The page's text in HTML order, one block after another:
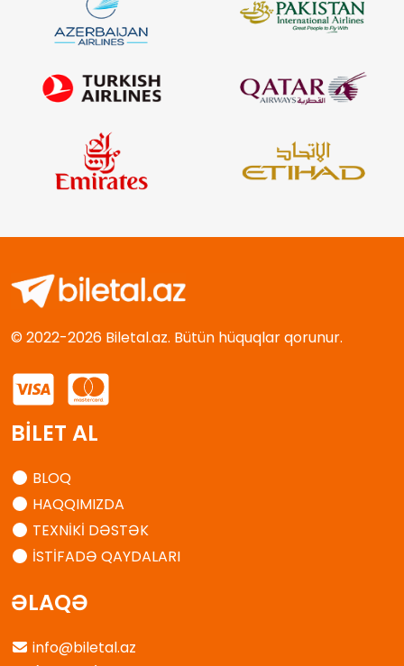
© 2022-2026 Biletal.az. Bütün hüquqlar qorunur.
BİLET AL
BLOQ
HAQQIMIZDA
TEXNİKİ DƏSTƏK
İSTİFADƏ QAYDALARI
ƏLAQƏ
info@biletal.az